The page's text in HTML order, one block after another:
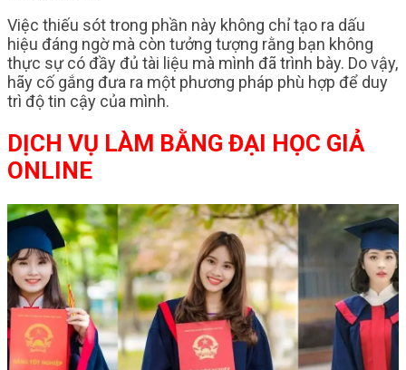
Việc thiếu sót trong phần này không chỉ tạo ra dấu
hiệu đáng ngờ mà còn tưởng tượng rằng bạn không
thực sự có đầy đủ tài liệu mà mình đã trình bày. Do vậy,
hãy cố gắng đưa ra một phương pháp phù hợp để duy
trì độ tin cậy của mình.
DỊCH VỤ LÀM BẰNG ĐẠI HỌC GIẢ
ONLINE